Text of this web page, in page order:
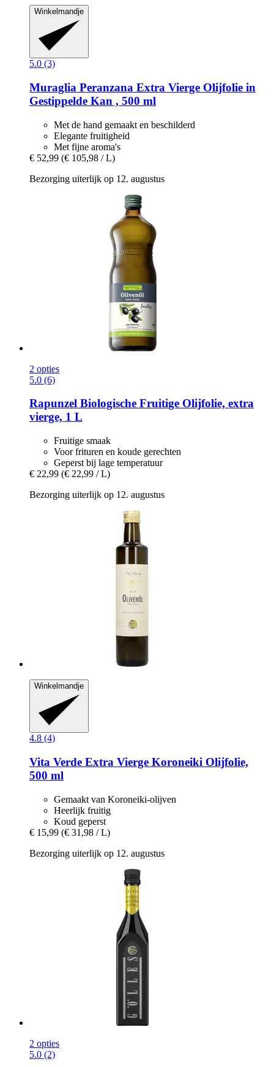
Winkelmandje
5.0 (3)
Muraglia Peranzana Extra Vierge Olijfolie in
Gestippelde Kan , 500 ml
Met de hand gemaakt en beschilderd
Elegante fruitigheid
Met fijne aroma's
€ 52,99 (€ 105,98 / L)
Bezorging uiterlijk op 12. augustus
2 opties
5.0 (6)
Rapunzel Biologische Fruitige Olijfolie, extra
vierge, 1 L
Fruitige smaak
Voor frituren en koude gerechten
Geperst bij lage temperatuur
€ 22,99 (€ 22,99 / L)
Bezorging uiterlijk op 12. augustus
Winkelmandje
4.8 (4)
Vita Verde Extra Vierge Koroneiki Olijfolie,
500 ml
Gemaakt van Koroneiki-olijven
Heerlijk fruitig
Koud geperst
€ 15,99 (€ 31,98 / L)
Bezorging uiterlijk op 12. augustus
2 opties
5.0 (2)